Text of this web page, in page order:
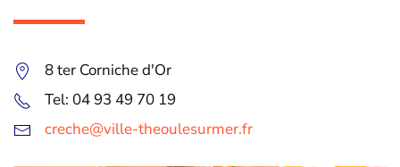
8 ter Corniche d'Or
Tel: 04 93 49 70 19
creche@ville-theoulesurmer.fr